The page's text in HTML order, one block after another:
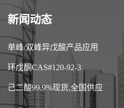
新闻动态
单峰/双峰异戊酸产品应用
环戊酮CAS#120-92-3
己二酸99.9%现货,全国供应